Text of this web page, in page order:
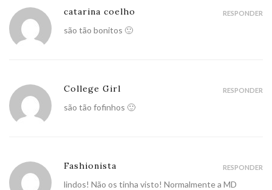
catarina coelho
são tão bonitos 🙂
RESPONDER
College Girl
são tão fofinhos 🙂
RESPONDER
Fashionista
lindos! Não os tinha visto! Normalmente a MD
RESPONDER